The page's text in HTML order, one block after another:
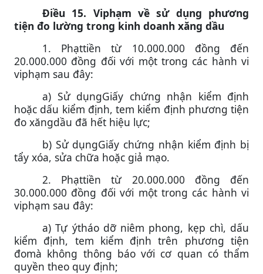
Điều 15. Viphạm về sử dụng phương
tiện đo lường trong kinh doanh xăng dầu
1. Phạttiền từ 10.000.000 đồng đến
20.000.000 đồng đối với một trong các hành vi
viphạm sau đây:
a) Sử dụngGiấy chứng nhận kiểm định
hoặc dấu kiểm định, tem kiểm định phương tiện
đo xăngdầu đã hết hiệu lực;
b) Sử dụngGiấy chứng nhận kiểm định bị
tẩy xóa, sửa chữa hoặc giả mạo.
2. Phạttiền từ 20.000.000 đồng đến
30.000.000 đồng đối với một trong các hành vi
viphạm sau đây:
a) Tự ýtháo dỡ niêm phong, kẹp chì, dấu
kiểm định, tem kiểm định trên phương tiện
đomà không thông báo với cơ quan có thẩm
quyền theo quy định;